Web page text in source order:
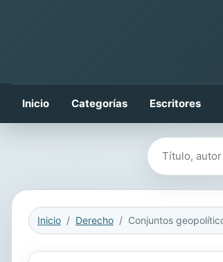
Inicio Categorías Escritores
Buscar libros
Inicio Derecho